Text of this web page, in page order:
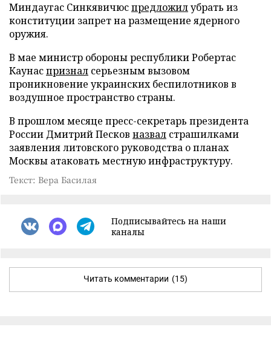
Миндаугас Синкявичюспредложилубрать из
конституции запрет на размещение ядерного
оружия.
В мае министр обороны республики Робертас
Каунаспризнал серьезным вызовом
проникновение украинских беспилотников в
воздушное пространство страны.
В прошлом месяце пресс-секретарь президента
России Дмитрий Песков назвал страшилками
заявления литовского руководства о планах
Москвы атаковать местную инфраструктуру.
Текст: Вера Басилая
Подписывайтесь на наши
каналы
Читать комментарии (15)